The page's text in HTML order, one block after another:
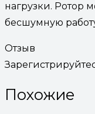
нагрузки. Ротор
бесшумную
Отзыв
Похожие